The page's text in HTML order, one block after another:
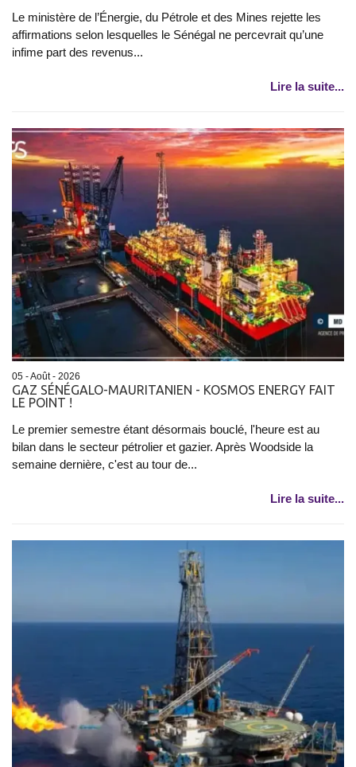
Le ministère de l’Énergie, du Pétrole et des Mines rejette les
affirmations selon lesquelles le Sénégal ne percevrait qu’une
infime part des revenus...
Lire la suite...
05 - Août - 2026
GAZ SÉNÉGALO-MAURITANIEN - KOSMOS ENERGY FAIT
LE POINT !
Le premier semestre étant désormais bouclé, l'heure est au
bilan dans le secteur pétrolier et gazier. Après Woodside la
semaine dernière, c'est au tour de...
Lire la suite...